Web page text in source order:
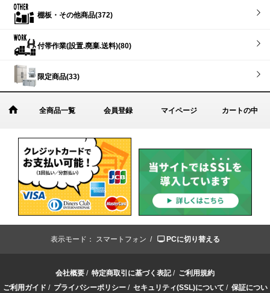
棚板・その他商品(372)
付帯作業(設置.廃棄.送料)(80)
限定商品(33)
全商品一覧 会員登録 マイページ カートの中
表示モード： スマートフォン / PCに切り替える
会社概要 / 特定商取引に基づく表記/ ご利用規約
ご利用ガイド / プライバシーポリシー/ セキュリティ(SSL)について / 保証につい